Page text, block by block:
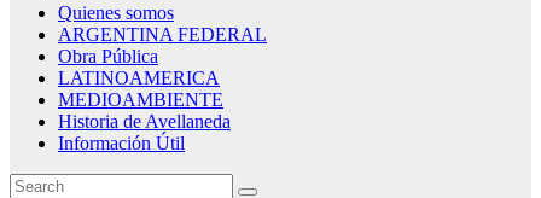
Quienes somos
ARGENTINA FEDERAL
Obra Pública
LATINOAMERICA
MEDIOAMBIENTE
Historia de Avellaneda
Información Útil